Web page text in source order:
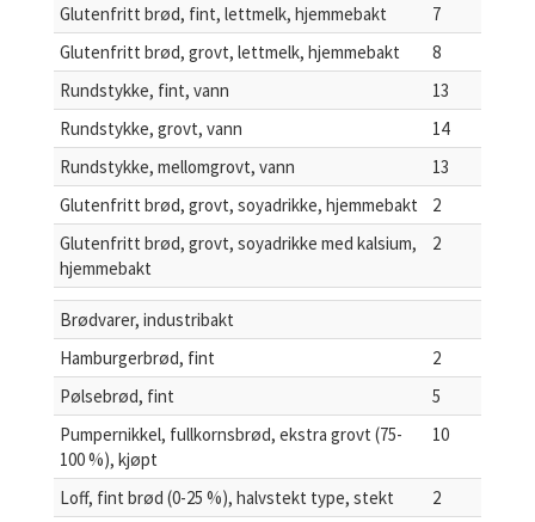
Glutenfritt brød, fint, lettmelk, hjemmebakt
7
Glutenfritt brød, grovt, lettmelk, hjemmebakt
8
Rundstykke, fint, vann
13
Rundstykke, grovt, vann
14
Rundstykke, mellomgrovt, vann
13
Glutenfritt brød, grovt, soyadrikke, hjemmebakt
2
Glutenfritt brød, grovt, soyadrikke med kalsium,
hjemmebakt
2
Brødvarer, industribakt
Hamburgerbrød, fint
2
Pølsebrød, fint
5
Pumpernikkel, fullkornsbrød, ekstra grovt (75-
100 %), kjøpt
10
Loff, fint brød (0-25 %), halvstekt type, stekt
2